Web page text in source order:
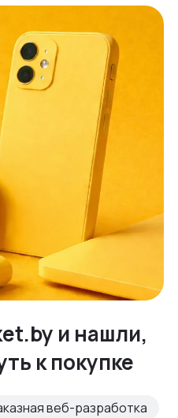
и нашли,
к покупке
веб-разработка